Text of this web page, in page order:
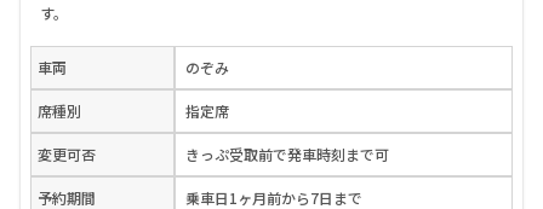
す。
車両 のぞみ
席種別 指定席
変更可否 きっぷ受取前で発車時刻まで可
予約期間 乗車日1ヶ月前から7日まで